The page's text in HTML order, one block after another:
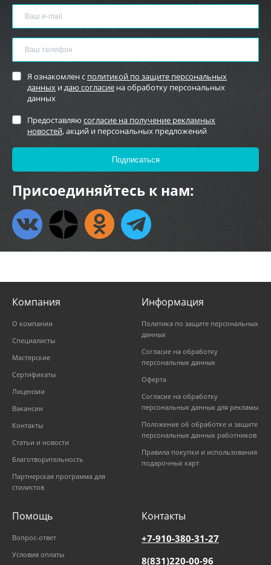
Я ознакомлен с политикой по защите персональных
данных идаю согласие на обработку персональных
данных
Предоставляю согласие на получение рекламных
новостей, акций и персональных предложений
Присоединяйтесь к нам:
Компания
О компании
Специалисты
Мастерские
Сертификаты
Лицензии
Вакансии
Контакты
Статьи и новости
Благотворительность
Партнерская программа для
стилистов
Информация
Политика по защите персональных
данных
Согласие на обработку
персональных данных
Оферта
Согласие на обработку
персональных данных для рекламы
Положение об обработке и защите
персональных данных работников
Правила покупки и использования
подарочных карт
Помощь
Вопрос-ответ
Условия оплаты
Контакты
+7-910-380-31-27
8(831)220-00-96